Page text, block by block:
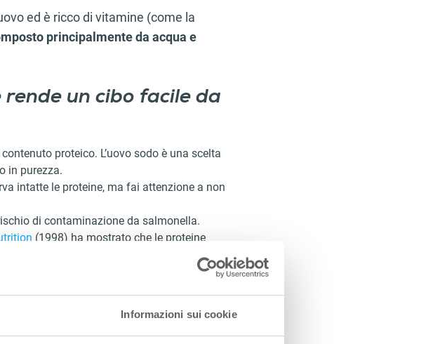
Informazioni sui cookie
ed è ricco di vitamine (come la
principalmente da acqua e
un cibo facile da
proteico. L’uovo sodo è una scelta
in purezza.
intatte le proteine, ma fai attenzione a non
di contaminazione da salmonella.
(1998) ha mostrato che le proteine